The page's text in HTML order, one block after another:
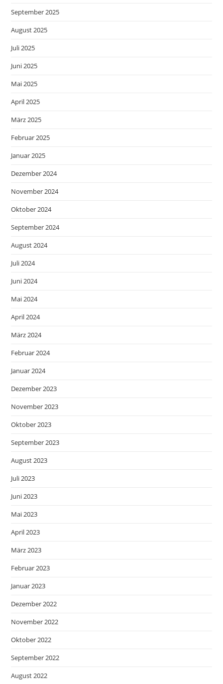
September 2025
August 2025
Juli 2025
Juni 2025
Mai 2025
April 2025
März 2025
Februar 2025
Januar 2025
Dezember 2024
November 2024
Oktober 2024
September 2024
August 2024
Juli 2024
Juni 2024
Mai 2024
April 2024
März 2024
Februar 2024
Januar 2024
Dezember 2023
November 2023
Oktober 2023
September 2023
August 2023
Juli 2023
Juni 2023
Mai 2023
April 2023
März 2023
Februar 2023
Januar 2023
Dezember 2022
November 2022
Oktober 2022
September 2022
August 2022